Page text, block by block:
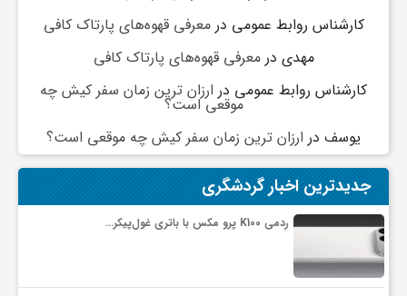
کارشناس روابط عمومی درمعرفی قهوه‌های پارتاک کافی
مهدی درمعرفی قهوه‌های پارتاک کافی
کارشناس روابط عمومی در ارزان ترین زمان سفر کیش چه
موقعی است؟
یوسف در ارزان ترین زمان سفر کیش چه موقعی است؟
جدیدترین اخبار گردشگری
ردمی K100 پرو مکس با باتری غول‌پیکر…